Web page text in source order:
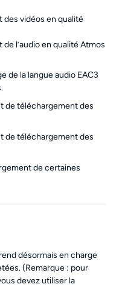
des vidéos en qualité
l’audio en qualité Atmos
de la langue audio EAC3
de téléchargement des
de téléchargement des
de certaines
désormais en charge
(Remarque : pour
devez utiliser la